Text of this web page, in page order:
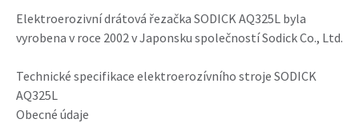
Elektroerozivní drátová řezačka SODICK AQ325L byla
vyrobena v roce 2002 v Japonsku společností Sodick Co., Ltd.
Technické specifikace elektroerozívního stroje SODICK
AQ325L
Obecné údaje